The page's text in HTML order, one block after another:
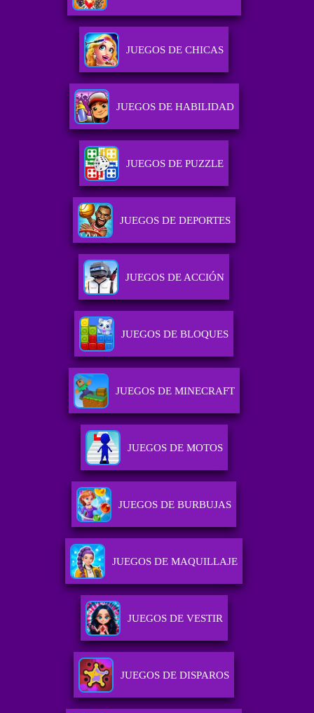
JUEGOS DE CHICAS
JUEGOS DE HABILIDAD
JUEGOS DE PUZZLE
JUEGOS DE DEPORTES
JUEGOS DE ACCIÓN
JUEGOS DE BLOQUES
JUEGOS DE MINECRAFT
JUEGOS DE MOTOS
JUEGOS DE BURBUJAS
JUEGOS DE MAQUILLAJE
JUEGOS DE VESTIR
JUEGOS DE DISPAROS